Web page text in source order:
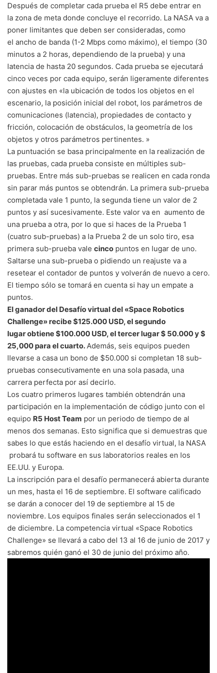
Después de completar cada prueba el R5 debe entrar en
la zona de meta donde concluye el recorrido. La NASA va a
poner limitantes que deben ser consideradas, como
el ancho de banda (1-2 Mbps como máximo), el tiempo (30
minutos a 2 horas, dependiendo de la prueba) y una
latencia de hasta 20 segundos. Cada prueba se ejecutará
cinco veces por cada equipo, serán ligeramente diferentes
con ajustes en «la ubicación de todos los objetos en el
escenario, la posición inicial del robot, los parámetros de
comunicaciones (latencia), propiedades de contacto y
fricción, colocación de obstáculos, la geometría de los
objetos y otros parámetros pertinentes. »
La puntuación se basa principalmente en la realización de
las pruebas, cada prueba consiste en múltiples sub-
pruebas. Entre más sub-pruebas se realicen en cada ronda
sin parar más puntos se obtendrán. La primera sub-prueba
completada vale 1 punto, la segunda tiene un valor de 2
puntos y así sucesivamente. Este valor va en aumento de
una prueba a otra, por lo que si haces de la Prueba 1
(cuatro sub-pruebas) a la Prueba 2 de un solo tiro, esa
primera sub-prueba vale cinco puntos en lugar de uno.
Saltarse una sub-prueba o pidiendo un reajuste va a
resetear el contador de puntos y volverán de nuevo a cero.
El tiempo sólo se tomará en cuenta si hay un empate a
puntos.
El ganador del Desafío virtual del «Space Robotics
Challenge» recibe $125.000 USD, el segundo
lugar obtiene $100.000 USD, el tercer lugar $ 50.000 y $
25,000 para el cuarto.Además, seis equipos pueden
llevarse a casa un bono de $50.000 si completan 18 sub-
pruebas consecutivamente en una sola pasada, una
carrera perfecta por así decirlo.
Los cuatro primeros lugares también obtendrán una
participación en la implementación de código junto con el
equipo R5 Host Team por un periodo de tiempo de al
menos dos semanas. Esto significa que si demuestras que
sabes lo que estás haciendo en el desafío virtual, la NASA
probará tu software en sus laboratorios reales en los
EE.UU. y Europa.
La inscripción para el desafío permanecerá abierta durante
un mes, hasta el 16 de septiembre. El software calificado
se darán a conocer del 19 de septiembre al 15 de
noviembre. Los equipos finales serán seleccionados el 1
de diciembre. La competencia virtual «Space Robotics
Challenge» se llevará a cabo del 13 al 16 de junio de 2017 y
sabremos quién ganó el 30 de junio del próximo año.